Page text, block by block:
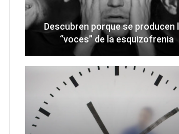
Descubren porque se producen
“voces” de la esquizofrenia